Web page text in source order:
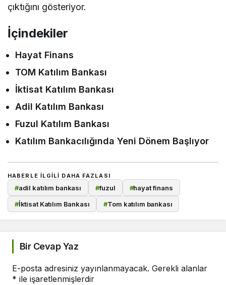
çıktığını gösteriyor.
İçindekiler
Hayat Finans
TOM Katılım Bankası
İktisat Katılım Bankası
Adil Katılım Bankası
Fuzul Katılım Bankası
Katılım Bankacılığında Yeni Dönem Başlıyor
HABERLE ILGILI DAHA FAZLASI
#adil katılım bankası #fuzul #hayat finans
#İktisat Katılım Bankası #Tom katılım bankası
Bir Cevap Yaz
E-posta adresiniz yayınlanmayacak. Gerekli alanlar
* ile işaretlenmişlerdir